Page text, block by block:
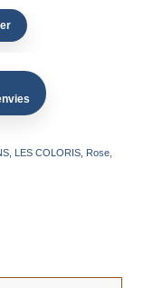
, LES COLORIS, Rose,